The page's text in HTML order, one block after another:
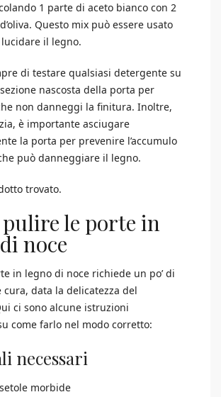
1 parte di aceto bianco con 2
Questo mix può essere usato
il legno.
di testare qualsiasi detergente su
nascosta della porta per
non danneggi la finitura. Inoltre,
è importante asciugare
la porta per prevenire l’accumulo
può danneggiare il legno.
trovato.
pulire le porte in
noce
in legno di noce richiede un po’ di
cura, data la delicatezza del
ci sono alcune istruzioni
come farlo nel modo corretto:
necessari
morbide